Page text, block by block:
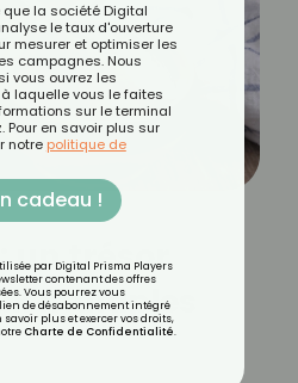
un trésor
multiples
la société Digital
le taux d'ouverture
mesurer et optimiser les
campagnes. Nous
vous ouvrez les
laquelle vous le faites
sur le terminal
Pour en savoir plus sur
notre politique de
cadeau !
par Digital Prisma Players
contenant des offres
Vous pourrez vous
de désabonnement intégré
plus et exercer vos droits,
Charte de Confidentialité.